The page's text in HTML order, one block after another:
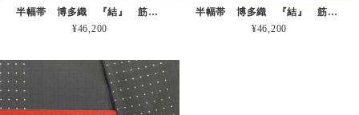
半幅帯 博多織 『結』 筋市松 グリーン
¥46,200
半幅帯 博多織 『結』 筋市松 ブラック
¥46,200